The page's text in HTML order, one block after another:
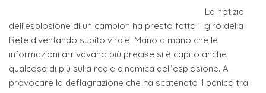
La notizia
dell’esplosione di un campion ha presto fatto il giro della
Rete diventando subito virale. Mano a mano che le
informazioni arrivavano più precise si è capito anche
qualcosa di più sulla reale dinamica dell’esplosione. A
provocare la deflagrazione che ha scatenato il panico tra